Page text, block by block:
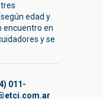
edad y
encuentro en
y se
011-